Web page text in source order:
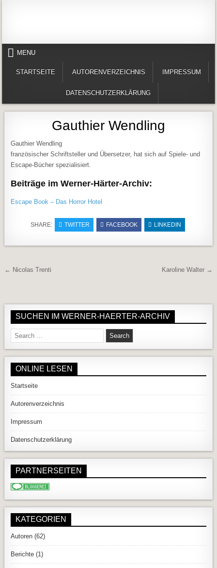
MENU
STARTSEITE AUTORENVERZEICHNIS IMPRESSUM
DATENSCHUTZERKLÄRUNG
Gauthier Wendling
Gauthier Wendling
französischer Schriftsteller und Übersetzer, hat sich auf Spiele- und
Escape-Bücher spezialisiert.
Beiträge im Werner-Härter-Archiv:
Escape Book – Das Horror Hotel
SHARE: TWITTER FACEBOOK LINKEDIN
Beitragsnavigation Karoline Walter →
← Nicolas Trenti
SUCHEN IM WERNER-HAERTER-ARCHIV
Search for:
ONLINE LESEN
Startseite
Autorenverzeichnis
Impressum
Datenschutzerklärung
PARTNERSEITEN
KATEGORIEN
Autoren (62)
Berichte (1)